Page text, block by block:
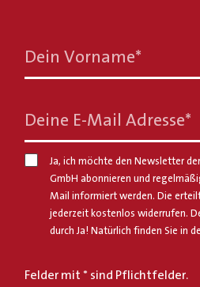
Dein Vorname*
Deine E-Mail Adresse*
Ja, ich möchte den Newsletter
GmbH abonnieren und
Mail informiert werden. Die
jederzeit kostenlos widerrufen.
durch Ja! Natürlich finden Sie in
Felder mit * sind Pflichtfelder.